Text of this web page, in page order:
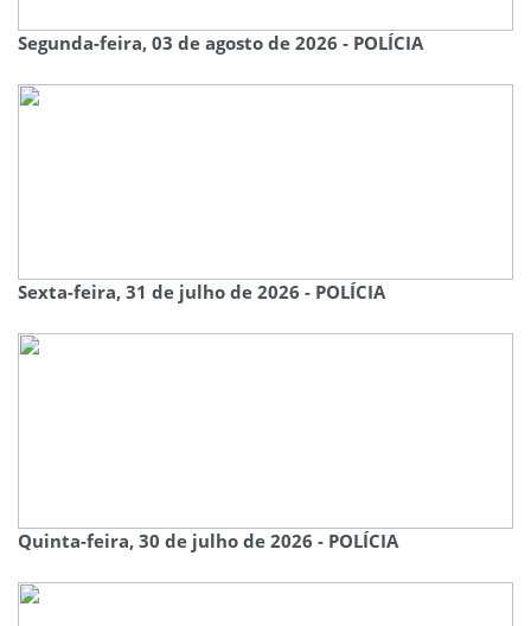
Segunda-feira, 03 de agosto de 2026 - POLÍCIA
Sexta-feira, 31 de julho de 2026 - POLÍCIA
Quinta-feira, 30 de julho de 2026 - POLÍCIA